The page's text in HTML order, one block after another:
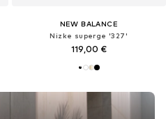
NEW BALANCE
Nizke superge '327'
119,00 €